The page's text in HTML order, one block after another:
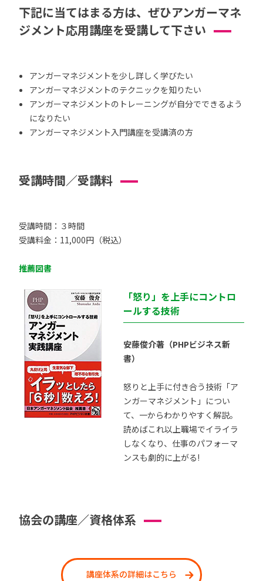
下記に当てはまる方は、ぜひアンガーマネ
ジメント応用講座を受講して下さい
アンガーマネジメントを少し詳しく学びたい
アンガーマネジメントのテクニックを知りたい
アンガーマネジメントのトレーニングが自分でできるよう
になりたい
アンガーマネジメント入門講座を受講済の方
受講時間／受講料
受講時間：３時間
受講料金：11,000円（税込）
推薦図書
「怒り」を上手にコントロ
ールする技術
安藤俊介著（PHPビジネス新
書）
怒りと上手に付き合う技術「ア
ンガーマネジメント」につい
て、一からわかりやすく解説。
読めばこれ以上職場でイライラ
しなくなり、仕事のパフォーマ
ンスも劇的に上がる!
協会の講座／資格体系
講座体系の詳細はこちら